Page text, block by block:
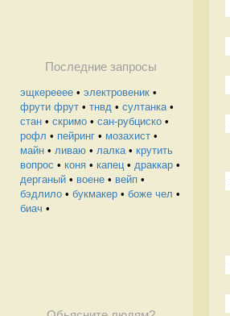
Последние запросы
эщкерееее • электровеник •
фрути фрут • тнвд • султанка•
стан • скримо • сан-рубциско •
рофл • пейринг • мозахист •
майн • ливаю • лалка• крутить
вопрос • коня • капец • драккар •
дерганый • воене • вейп •
бэдлило • букмакер • боже чел •
биач •